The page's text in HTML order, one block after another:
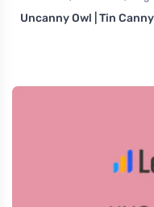
Uncanny Owl | Tin